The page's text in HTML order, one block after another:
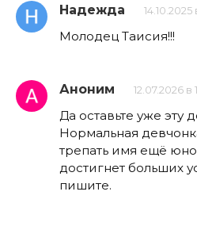
Надежда 14.10.2025
Молодец Таисия!!!
Аноним 12.07.2026 в
Да оставьте уже эту
Нормальная
трепать имя ещё
достигнет больших
пишите.